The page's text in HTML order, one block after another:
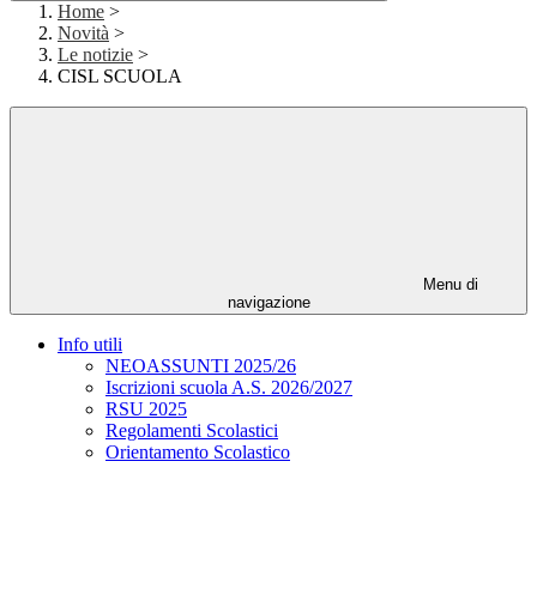
Home >
Novità >
Le notizie >
CISL SCUOLA
Menu di
navigazione
Info utili
NEOASSUNTI 2025/26
Iscrizioni scuola A.S. 2026/2027
RSU 2025
Regolamenti Scolastici
Orientamento Scolastico